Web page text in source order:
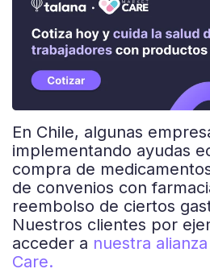
En Chile, algunas
implementando ayudas
compra de
de convenios con
reembolso de ciertos
Nuestros clientes por
acceder a nuestra
Care.